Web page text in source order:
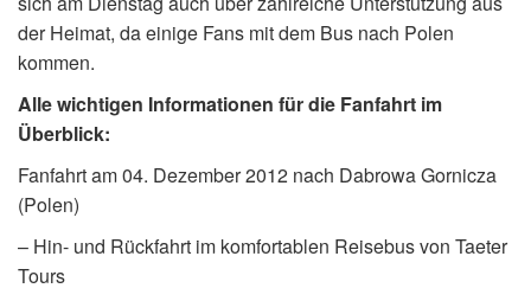
der Heimat, da einige Fans mit dem Bus nach Polen
kommen.
Alle wichtigen Informationen für die Fanfahrt im
Überblick:
Fanfahrt am 04. Dezember 2012 nach Dabrowa Gornicza
(Polen)
– Hin- und Rückfahrt im komfortablen Reisebus von Taeter
Tours